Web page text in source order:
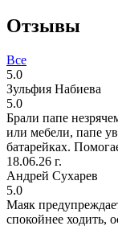
Отзывы
Все
5.0
Зульфия Набиева
5.0
Брали папе
или мебели, папе
батарейках.
18.06.26 г.
Андрей Сухарев
5.0
Маяк
спокойнее ходить,